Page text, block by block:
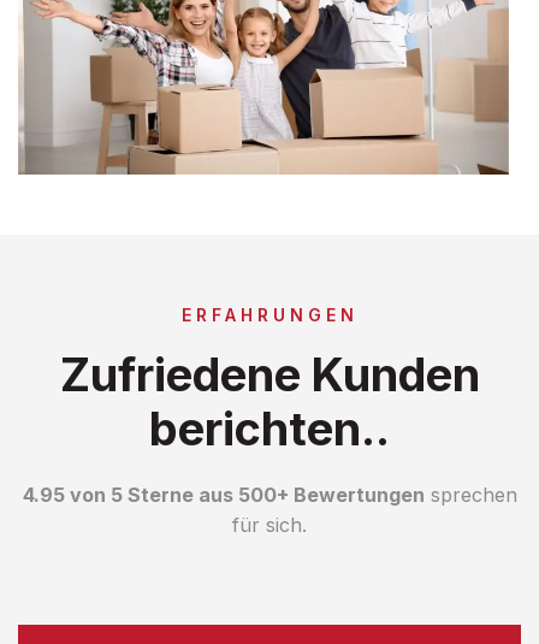
ERFAHRUNGEN
Zufriedene Kunden
berichten..
4.95 von 5 Sterne aus 500+ Bewertungen sprechen
für sich.